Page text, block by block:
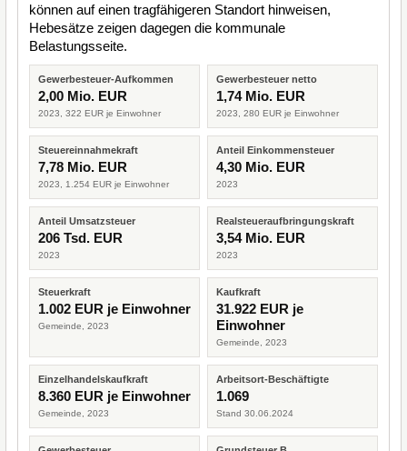
können auf einen tragfähigeren Standort hinweisen,
Hebesätze zeigen dagegen die kommunale
Belastungsseite.
Gewerbesteuer-Aufkommen
2,00 Mio. EUR
2023, 322 EUR je Einwohner
Gewerbesteuer netto
1,74 Mio. EUR
2023, 280 EUR je Einwohner
Steuereinnahmekraft
7,78 Mio. EUR
2023, 1.254 EUR je Einwohner
Anteil Einkommensteuer
4,30 Mio. EUR
2023
Anteil Umsatzsteuer
206 Tsd. EUR
2023
Realsteueraufbringungskraft
3,54 Mio. EUR
2023
Steuerkraft
1.002 EUR je Einwohner
Gemeinde, 2023
Kaufkraft
31.922 EUR je
Einwohner
Gemeinde, 2023
Einzelhandelskaufkraft
8.360 EUR je Einwohner
Gemeinde, 2023
Arbeitsort-Beschäftigte
1.069
Stand 30.06.2024